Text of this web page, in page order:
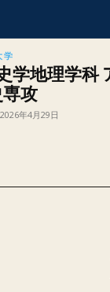
学
学地理学科
攻
2026年4月29日